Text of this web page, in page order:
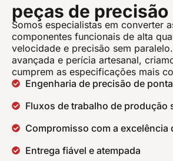
peças de precisão
Somos especialistas em converter
componentes funcionais de alta
velocidade e precisão sem
avançada e perícia artesanal,
cumprem as especificações mais
Engenharia de precisão de
Fluxos de trabalho de produção
Compromisso com a excelência
Entrega fiável e atempada